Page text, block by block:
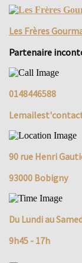
Skip
content
Les Frères
Partenaire
0148446588
90 rue Henri
93000 Bobigny
Du Lundi au
9h45 - 17h